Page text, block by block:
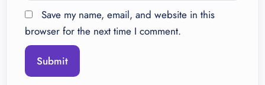
Save my name, email, and website in this
browser for the next time I comment.